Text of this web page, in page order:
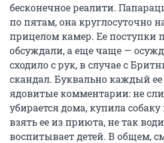
бесконечное реалити.
по пятам, она круглосуточно
прицелом камер. Ее поступки
обсуждали, а еще чаще —
сходило с рук, в случае с
скандал. Буквально каждый
ядовитые комментарии: не
убирается дома, купила
взять ее из приюта, не так
воспитывает детей. В общем,